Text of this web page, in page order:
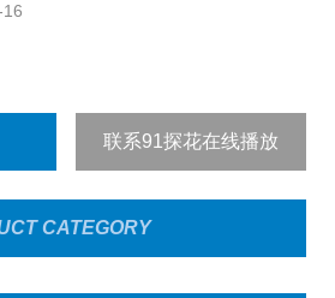
联系91探花在线播放
CATEGORY